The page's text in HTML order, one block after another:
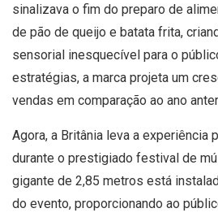
sinalizava o fim do preparo de
de pão de queijo e batata frita,
sensorial inesquecível para o
estratégias, a marca projeta um
vendas em comparação ao ano
Agora, a Britânia leva a experiência
durante o prestigiado festival de
gigante de 2,85 metros está
do evento, proporcionando ao